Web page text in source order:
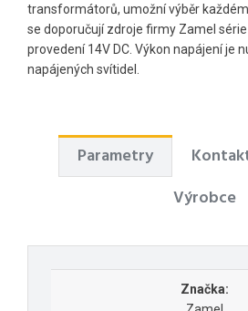
transformátorů, umožní výběr
se doporučují zdroje firmy Zamel série
provedení 14V DC. Výkon napájení je
napájených svítidel.
Parametry
Výrobce
Značka: